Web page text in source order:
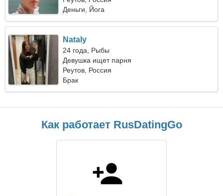
Деньги, Йога
Nataly
24 года, Рыбы
Девушка ищет парня
Реутов, Россия
Брак
Как работает RusDatingGo